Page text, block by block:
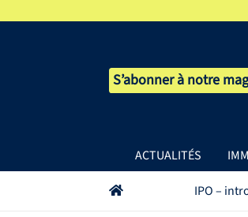
S’abonner à notre
ACTUALITÉS
IPO –